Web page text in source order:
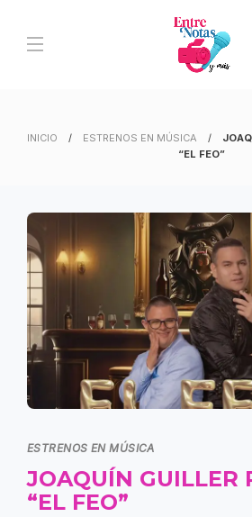
INICIO ESTRENOS EN MÚSICA
“EL FEO”
ESTRENOS EN MÚSICA
JOAQUÍN GUILLER
“EL FEO”